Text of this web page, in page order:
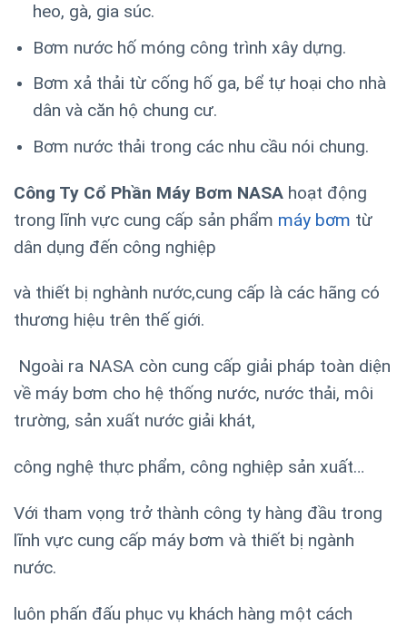
heo, gà, gia súc.
Bơm nước hố móng công trình xây dựng.
Bơm xả thải từ cống hố ga, bể tự hoại cho nhà
dân và căn hộ chung cư.
Bơm nước thải trong các nhu cầu nói chung.
Công Ty Cổ Phần Máy Bơm NASA hoạt động
trong lĩnh vực cung cấp sản phẩm máy bơm từ
dân dụng đến công nghiệp
và thiết bị nghành nước,cung cấp là các hãng có
thương hiệu trên thế giới.
Ngoài ra NASA còn cung cấp giải pháp toàn diện
về máy bơm cho hệ thống nước, nước thải, môi
trường, sản xuất nước giải khát,
công nghệ thực phẩm, công nghiệp sản xuất…
Với tham vọng trở thành công ty hàng đầu trong
lĩnh vực cung cấp máy bơm và thiết bị ngành
nước.
luôn phấn đấu phục vụ khách hàng một cách